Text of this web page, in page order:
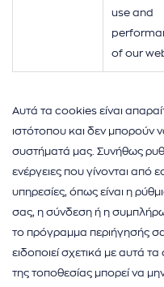
use and
of our
Αυτά τα cookies είναι
ιστότοπου και δεν μπορούν
συστήματά μας. Συνήθως
ενέργειες που γίνονται από
υπηρεσίες, όπως είναι η
σας, η σύνδεση ή η
το πρόγραμμα περιήγησής
ειδοποιεί σχετικά με αυτά
της τοποθεσίας μπορεί να